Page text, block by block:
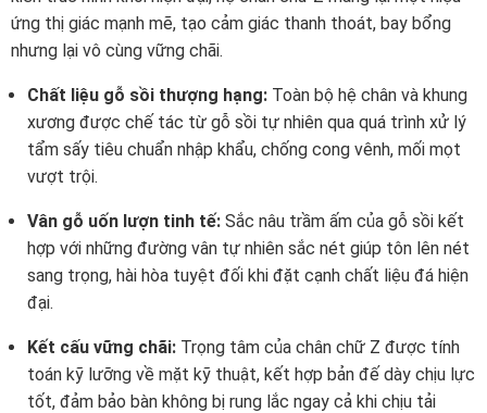
ứng thị giác mạnh mẽ, tạo cảm giác thanh thoát, bay bổng
nhưng lại vô cùng vững chãi.
Chất liệu gỗ sồi thượng hạng: Toàn bộ hệ chân và khung
xương được chế tác từ gỗ sồi tự nhiên qua quá trình xử lý
tẩm sấy tiêu chuẩn nhập khẩu, chống cong vênh, mối mọt
vượt trội.
Vân gỗ uốn lượn tinh tế: Sắc nâu trầm ấm của gỗ sồi kết
hợp với những đường vân tự nhiên sắc nét giúp tôn lên nét
sang trọng, hài hòa tuyệt đối khi đặt cạnh chất liệu đá hiện
đại.
Kết cấu vững chãi: Trọng tâm của chân chữ Z được tính
toán kỹ lưỡng về mặt kỹ thuật, kết hợp bản đế dày chịu lực
tốt, đảm bảo bàn không bị rung lắc ngay cả khi chịu tải